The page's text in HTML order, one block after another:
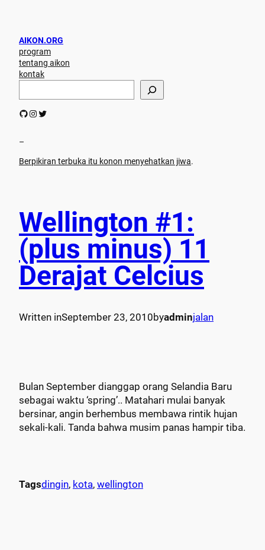
AIKON.ORG
program
tentang aikon
kontak
r
h
GitHub Instagram Twitter
–
Berpikiran terbuka itu konon menyehatkan jiwa.
Wellington #1:
(plus minus) 11
Derajat Celcius
Written inSeptember 23, 2010byadminjalan
Bulan September dianggap orang Selandia Baru
sebagai waktu ‘spring’.. Matahari mulai banyak
bersinar, angin berhembus membawa rintik hujan
sekali-kali. Tanda bahwa musim panas hampir tiba.
Tagsdingin, kota, wellington